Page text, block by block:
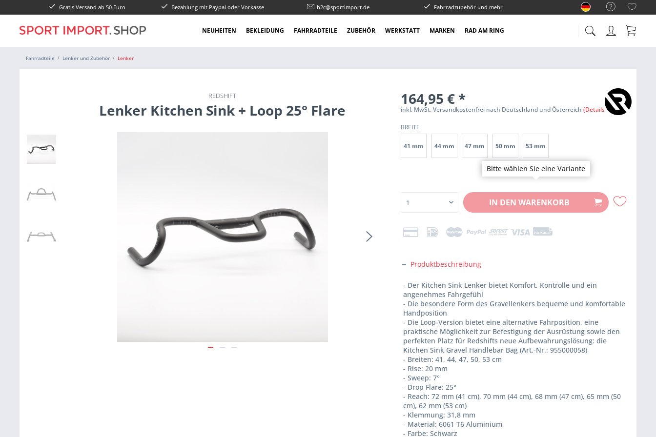
Gratis Versand ab 50 Euro Bezahlung mit Paypal oder Vorkasse b2c@sportimport.de Fahrradzubehör und mehr
NEUHEITEN BEKLEIDUNG FAHRRADTEILE ZUBEHÖR WERKSTATT MARKEN RAD AM RING
Fahrradteile Lenker und Zubehör Lenker
REDSHIFT
Lenker Kitchen Sink + Loop 25° Flare
164,95 € *
inkl. MwSt. Versandkostenfrei nach Deutschland und Österreich(Details)
BREITE
41 mm 44 mm 47 mm 50 mm 53 mm
IN DEN WARENKORB
Produktbeschreibung
- Der Kitchen Sink Lenker bietet Komfort, Kontrolle und ein
angenehmes Fahrgefühl
- Die besondere Form des Gravellenkers bequeme und komfortable
Handposition
- Die Loop-Version bietet eine alternative Fahrposition, eine
praktische Möglichkeit zur Befestigung der Ausrüstung sowie den
perfekten Platz für Redshifts neue Aufbewahrungslösung: die
Kitchen Sink Gravel Handlebar Bag (Art.-Nr.: 955000058)
- Breiten: 41, 44, 47, 50, 53 cm
- Rise: 20 mm
- Sweep: 7°
- Drop Flare: 25°
- Reach: 72 mm (41 cm), 70 mm (44 cm), 68 mm (47 cm), 65 mm (50
cm), 62 mm (53 cm)
- Klemmung: 31,8 mm
- Material: 6061 T6 Aluminium
- Farbe: Schwarz
Bitte wählen Sie eine Variante